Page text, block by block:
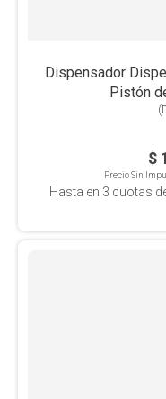
Dispensador
Pistón
(
$
Precio Sin
Hasta en 3 cuotas